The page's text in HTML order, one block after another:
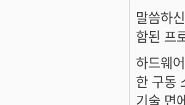
말씀하
함된 프
하드웨
한 구동
기술 면